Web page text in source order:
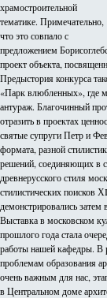
храмостроительной
тематике. Примечательно,
что это совпало с
предложением
проект объекта,
Предыстория конкурса
«Парк влюбленных», где
антураж. Благочинный
отразить в проектах
святые супруги Петр и
формата, разной
решений, соединяющих в
древнерусского стиля
стилистических поисков
демонстрировались
Выставка в московском
прошлого года стала
работы нашей кафедры. В
проблемам образования
очень важным для нас,
в Центральном доме